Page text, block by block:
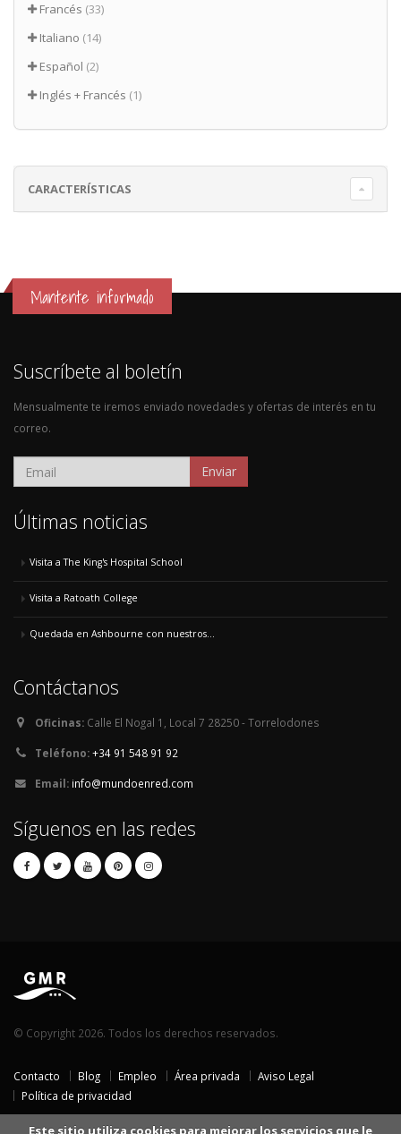
Francés (33)
Italiano (14)
Español (2)
Inglés + Francés (1)
CARACTERÍSTICAS
Mantente informado
Suscríbete al boletín
Mensualmente te iremos enviado novedades y ofertas de interés en tu
correo.
Enviar
Últimas noticias
Visita a The King's Hospital School
Visita a Ratoath College
Quedada en Ashbourne con nuestros...
Contáctanos
Oficinas: Calle El Nogal 1, Local 7 28250 - Torrelodones
Teléfono:+34 91 548 91 92
Email: info@mundoenred.com
Síguenos en las redes
© Copyright 2026. Todos los derechos reservados.
Contacto Blog Empleo Área privada
Aviso Legal
Política de privacidad
Este sitio utiliza cookies para mejorar los servicios que le